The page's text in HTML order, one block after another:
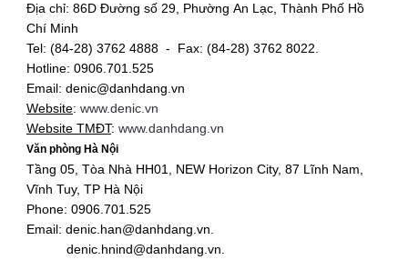
Địa chỉ: 86D Đường số 29, Phường An Lạc, Thành Phố Hồ
Chí Minh
Tel: (84-28) 3762 4888 - Fax: (84-28) 3762 8022.
Hotline: 0906.701.525
Email: denic@danhdang.vn
Website: www.denic.vn
Website TMĐT: www.danhdang.vn
Văn phòng Hà Nội
Tầng 05, Tòa Nhà HH01, NEW Horizon City, 87 Lĩnh Nam,
Vĩnh Tuy, TP Hà Nội
Phone: 0906.701.525
Email: denic.han@danhdang.vn.
denic.hnind@danhdang.vn.